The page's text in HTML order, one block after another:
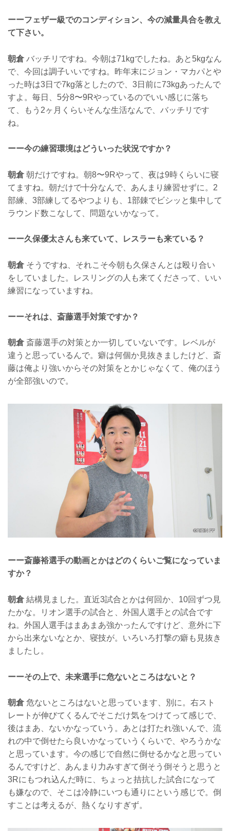
ーーフェザー級でのコンディション、今の減量具合を教え
て下さい。
朝倉バッチリですね。今朝は71kgでしたね。あと5kgなん
で、今回は調子いいですね。昨年末にジョン・マカパとや
った時は3日で7kg落としたので、3日前に73kgあったんで
すよ。毎日、5分8〜9Rやっているのでいい感じに落ち
て、もう2ヶ月くらいそんな生活なんで、バッチリです
ね。
ーー今の練習環境はどういった状況ですか？
朝倉朝だけですね。朝8〜9Rやって、夜は9時くらいに寝
てますね。朝だけで十分なんで、あんまり練習せずに。2
部練、3部練してるやつよりも、1部錬でビシッと集中して
ラウンド数こなして、問題ないかなって。
ーー久保優太さんも来ていて、レスラーも来ている？
朝倉そうですね、それこそ今朝も久保さんとは殴り合い
をしていました。レスリングの人も来てくださって、いい
練習になっていますね。
ーーそれは、斎藤選手対策ですか？
朝倉斎藤選手の対策とか一切していないです。レベルが
違うと思っているんで。癖は何個か見抜きましたけど、斎
藤は俺より強いからその対策をとかじゃなくて、俺のほう
が全部強いので。
ーー斎藤裕選手の動画とかはどのくらいご覧になっていま
すか？
朝倉結構見ました。直近3試合とかは何回か、10回ずつ見
たかな。リオン選手の試合と、外国人選手との試合です
ね。外国人選手はまあまあ強かったんですけど、意外に下
から出来ないなとか、寝技が。いろいろ打撃の癖も見抜き
ましたし。
ーーその上で、未来選手に危ないところはないと？
朝倉危ないところはないと思っています、別に。右スト
レートが伸びてくるんでそこだけ気をつけてって感じで、
後はまあ、ないかなっていう。あとは打たれ強いんで、流
れの中で倒せたら良いかなっていうくらいで、やろうかな
と思っています。今の感じで自然に倒せるかなと思ってい
るんですけど、あんまり力みすぎて倒そう倒そうと思うと
3Rにもつれ込んだ時に、ちょっと拮抗した試合になって
も嫌なので、そこは冷静にいつも通りにという感じで。倒
すことは考えるが、熱くなりすぎず。